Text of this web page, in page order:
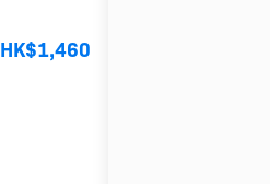
HK$1,460